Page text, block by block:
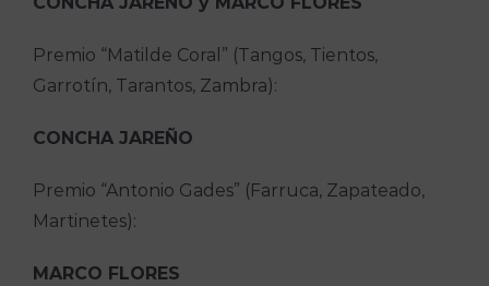
Premio “Matilde Coral” (Tangos, Tientos,
Garrotín, Tarantos, Zambra):
CONCHA JAREÑO
Premio “Antonio Gades” (Farruca, Zapateado,
Martinetes):
MARCO FLORES